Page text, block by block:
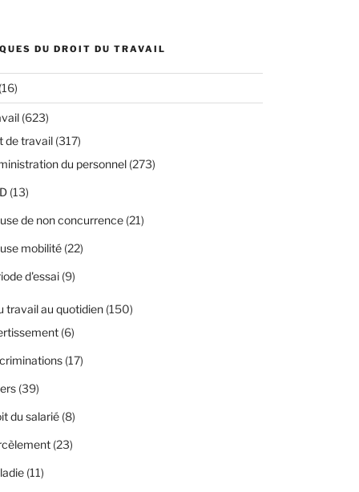
DU DROIT DU TRAVAIL
(623)
de travail(317)
du personnel(273)
(13)
de non concurrence(21)
mobilité(22)
d'essai(9)
travail au quotidien(150)
(6)
(17)
(39)
du salarié(8)
(23)
(11)